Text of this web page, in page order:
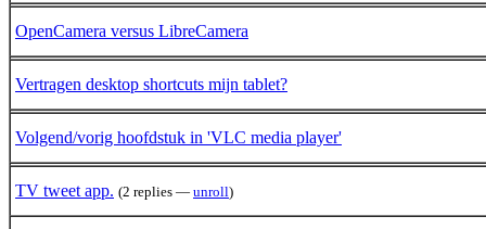
OpenCamera versus LibreCamera
Vertragen desktop shortcuts mijn tablet?
Volgend/vorig hoofdstuk in 'VLC media player'
TV tweet app. (2 replies — unroll)